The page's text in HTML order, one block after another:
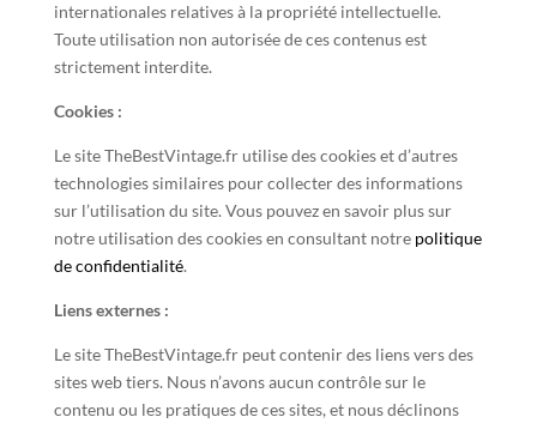
internationales relatives à la propriété intellectuelle.
Toute utilisation non autorisée de ces contenus est
strictement interdite.
Cookies :
Le site TheBestVintage.fr utilise des cookies et d’autres
technologies similaires pour collecter des informations
sur l’utilisation du site. Vous pouvez en savoir plus sur
notre utilisation des cookies en consultant notre politique
de confidentialité.
Liens externes :
Le site TheBestVintage.fr peut contenir des liens vers des
sites web tiers. Nous n’avons aucun contrôle sur le
contenu ou les pratiques de ces sites, et nous déclinons